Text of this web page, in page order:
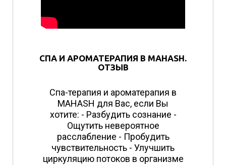
СПА И АРОМАТЕРАПИЯ В MAHASH.
ОТЗЫВ
Спа-терапия и ароматерапия в
MAHASH для Вас, если Вы
хотите: - Разбудить сознание -
Ощутить невероятное
расслабление - Пробудить
чувствительность - Улучшить
циркуляцию потоков в организме